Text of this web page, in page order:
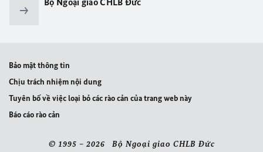
Bảo mật thông tin
Chịu trách nhiệm nội dung
Tuyên bố về việc loại bỏ các rào cản của trang web này
Báo cáo rào cản
© 1995 – 2026 Bộ Ngoại giao CHLB Đức